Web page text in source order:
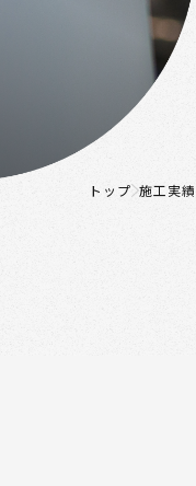
トップ 施工実績